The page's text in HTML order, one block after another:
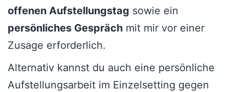
offenen Aufstellungstag sowie ein
persönliches Gespräch mit mir vor einer
Zusage erforderlich.
Alternativ kannst du auch eine persönliche
Aufstellungsarbeit im Einzelsetting gegen